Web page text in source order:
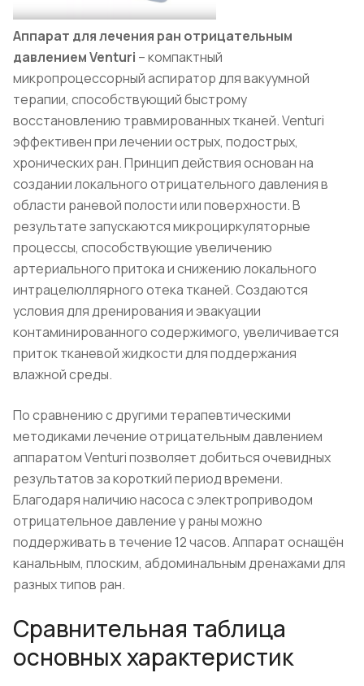
Аппарат для лечения ран отрицательным
давлением Venturi – компактный
микропроцессорный аспиратор для вакуумной
терапии, способствующий быстрому
восстановлению травмированных тканей. Venturi
эффективен при лечении острых, подострых,
хронических ран. Принцип действия основан на
создании локального отрицательного давления в
области раневой полости или поверхности. В
результате запускаются микроциркуляторные
процессы, способствующие увеличению
артериального притока и снижению локального
интрацелюллярного отека тканей. Создаются
условия для дренирования и эвакуации
контаминированного содержимого, увеличивается
приток тканевой жидкости для поддержания
влажной среды.
По сравнению с другими терапевтическими
методиками лечение отрицательным давлением
аппаратом Venturi позволяет добиться очевидных
результатов за короткий период времени.
Благодаря наличию насоса с электроприводом
отрицательное давление у раны можно
поддерживать в течение 12 часов. Аппарат оснащён
канальным, плоским, абдоминальным дренажами для
разных типов ран.
Сравнительная таблица
основных характеристик